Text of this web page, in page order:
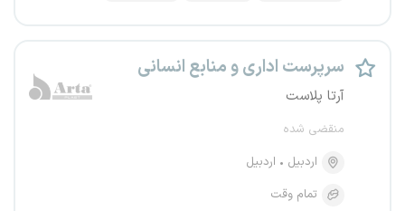
سرپرست اداری و منابع انسانی
آرتا پلاست
منقضی شده
اردبیل
اردبیل
تمام وقت